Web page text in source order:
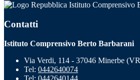
Istituto Comprensivo
Contatti
Istituto Comprensivo Berto Barbarani
Via Verdi, 114 - 37046 Minerbe
Tel: 0442640074
Tel: 0442640144